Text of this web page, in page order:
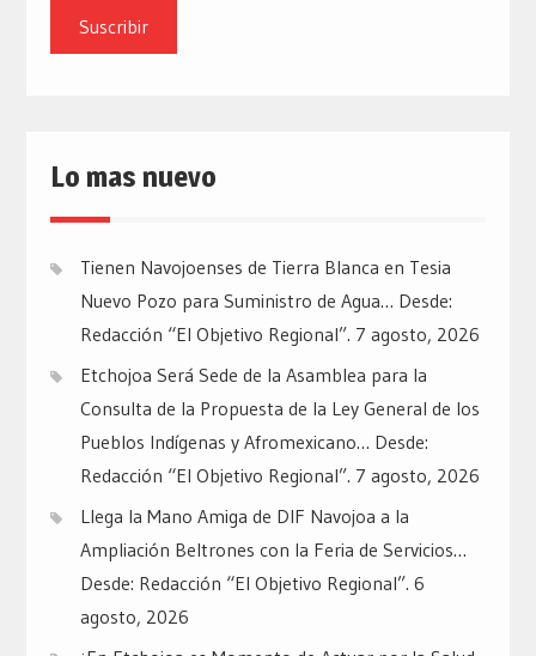
email
Lo mas nuevo
Tienen Navojoenses de Tierra Blanca en Tesia
Nuevo Pozo para Suministro de Agua… Desde:
Redacción “El Objetivo Regional”. 7 agosto, 2026
Etchojoa Será Sede de la Asamblea para la
Consulta de la Propuesta de la Ley General de los
Pueblos Indígenas y Afromexicano… Desde:
Redacción “El Objetivo Regional”. 7 agosto, 2026
Llega la Mano Amiga de DIF Navojoa a la
Ampliación Beltrones con la Feria de Servicios…
Desde: Redacción “El Objetivo Regional”. 6
agosto, 2026